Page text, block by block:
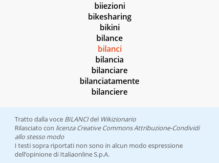
biiezioni
bikesharing
bikini
bilance
bilanci
bilancia
bilanciare
bilanciatamente
bilanciere
Tratto dalla voce BILANCIdel Wikizionario
Rilasciato con licenza Creative Commons Attribuzione-Condividi
allo stesso modo
I testi sopra riportati non sono in alcun modo espressione
dell’opinione di Italiaonline S.p.A.